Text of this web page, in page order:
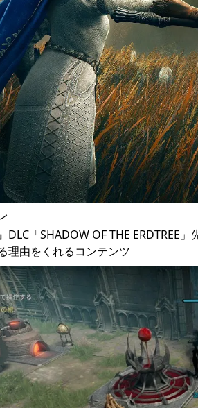
DLC「SHADOW OF THE
理由をくれるコンテンツ